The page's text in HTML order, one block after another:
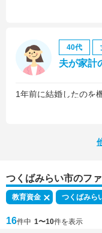
40代
夫が家計
つくばみらい市のフ
教育資金 つくばみら
16件中 1〜10件を表示